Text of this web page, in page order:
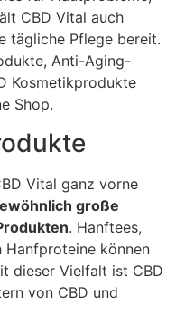
CBD Vital auch
tägliche Pflege bereit.
Anti-Aging-
Kosmetikprodukte
Shop.
Vital ganz vorne
große
. Hanftees,
Hanfproteine können
dieser Vielfalt ist CBD
von CBD und